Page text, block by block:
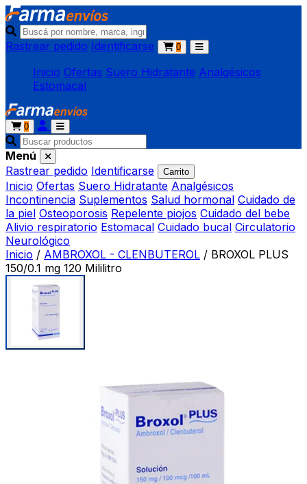
Rastrear pedido Identificarse 0
Inicio Ofertas Suero Hidratante Analgésicos
Estomacal
0
Menú
Rastrear pedido Identificarse Carrito
Inicio Ofertas Suero Hidratante Analgésicos
Incontinencia Suplementos Salud hormonal Cuidado de
la piel Osteoporosis Repelente piojos Cuidado del bebe
Alivio respiratorio Estomacal Cuidado bucal Circulatorio
Neurológico
Inicio / AMBROXOL - CLENBUTEROL / BROXOL PLUS
150/0.1 mg 120 Mililitro